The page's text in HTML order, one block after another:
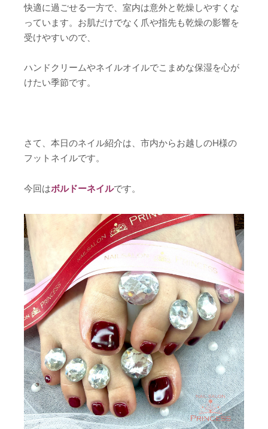
快適に過ごせる一方で、室内は意外と乾燥しやすくな
っています。お肌だけでなく爪や指先も乾燥の影響を
受けやすいので、
ハンドクリームやネイルオイルでこまめな保湿を心が
けたい季節です。
さて、本日のネイル紹介は、市内からお越しのH様の
フットネイルです。
今回はボルドーネイルです。